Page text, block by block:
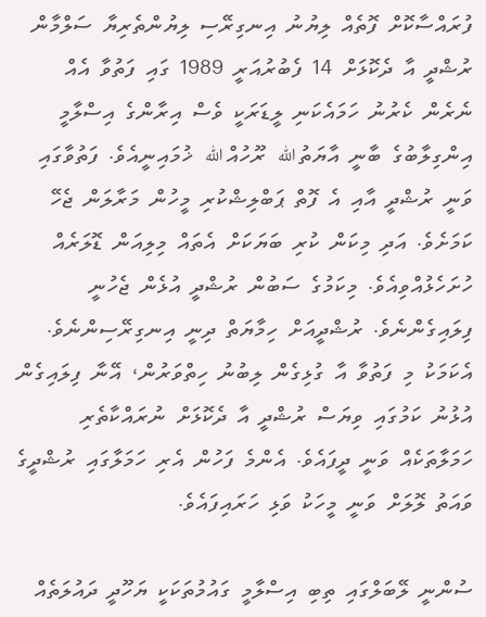
ފުރައްސާކޮށް ފޮތެއް ލިޔުނު އިނގިރޭސި ލިޔުންތެރިޔާ ސަލްމާން
ރުޝްދީ އާ ދެކޮޅަށް 14 ފެބުރުއަރީ 1989 ގައި ފަތުވާ އެއް
ނެރެން ކެރުނު ހަމައެކަނި ލީޑަރަކީ ވެސް އިރާންގެ އިސްލާމީ
އިންގިލާބުގެ ބާނީ އާޔަތުﷲ ރޫހުއްﷲ ޚުމައިނީއެވެ. ފަތުވާގައި
ވަނީ ރުޝްދީ އާއި އެ ފޮތް ޕަބްލިޝްކުރި މީހުން މަރާލަން ޖެހޭ
ކަމަށެވެ. އަދި މިކަން ކުރި ބަޔަކަށް އެތައް މިލިއަން ޑޮލަރެއް
ހުށަހެޅުއްވިއެވެ. މިކަމުގެ ސަބުން ރުޝްދީ އުޅެން ޖެހުނީ
ފިލައިގެންނެވެ. ރުޝްދީއަށް ހިމާޔަތް ދިނީ އިނގިރޭސިންނެވެ.
އެކަމަކު މި ފަތުވާ އާ ގުޅިގެން ލިބުނު ހިތްވަރުން، އޭނާ ފިލައިގެން
އުޅުނު ކަމުގައި ވިޔަސް ރުޝްދީ އާ ދެކޮޅަށް ނުރައްކާތެރި
ހަމަލާތަކެއް ވަނީ ދީފައެވެ. އެންމެ ފަހުން އެރި ހަމަލާގައި ރުޝްދީގެ
ވައަތު ލޮލަށް ވަނީ މީހަކު ވަޅި ހަރައިފައެވެ.
ސުންނީ ލޭބަލްގައި ތިބި އިސްލާމީ ގައުމުތަކަކީ ޔަހޫދީ ދައުލަތެއް